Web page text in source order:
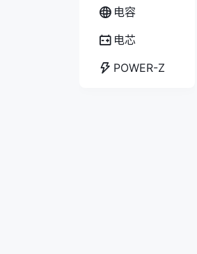
电容
电芯
POWER-Z